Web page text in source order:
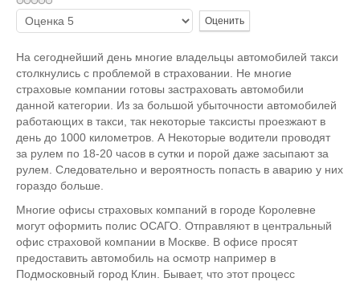
Поиск по сайту
Пожалуйста,
оцените
На сегоднейший день многие владельцы автомобилей такси
столкнулись с проблемой в страховании. Не многие
страховые компании готовы застраховать автомобили
данной категории. Из за большой убыточности автомобилей
работающих в такси, так некоторые таксисты проезжают в
день до 1000 километров. А Некоторые водители проводят
за рулем по 18-20 часов в сутки и порой даже засыпают за
рулем. Следовательно и вероятность попасть в аварию у них
гораздо больше.
Многие офисы страховых компаний в городе Королевне
могут оформить полис ОСАГО. Отправляют в центральный
офис страховой компании в Москве. В офисе просят
предоставить автомобиль на осмотр например в
Подмосковный город Клин. Бывает, что этот процесс